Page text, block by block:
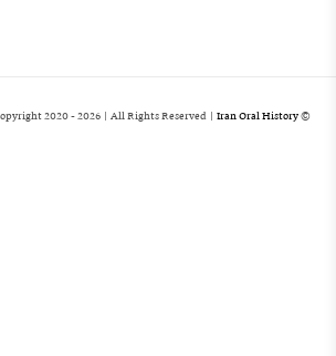
© Copyright 2020 -
2026 | All Rights Reserved | Iran Oral History